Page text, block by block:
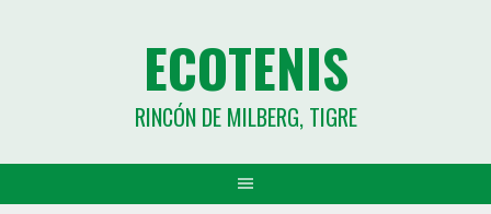
ECOTENIS
RINCÓN DE MILBERG, TIGRE